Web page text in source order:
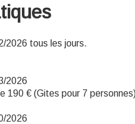
2026 tous les jours.
2026
190 € (Gites pour 7
2026